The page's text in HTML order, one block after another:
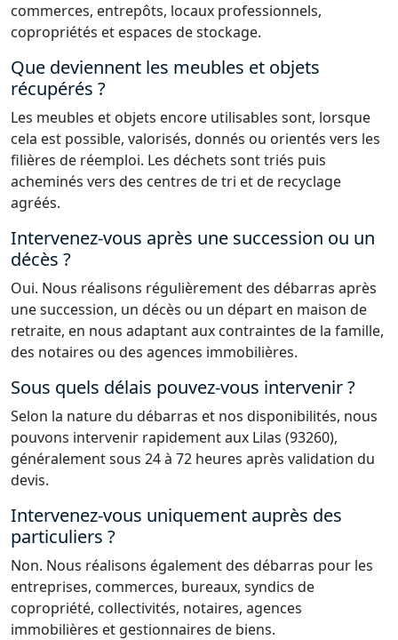
commerces, entrepôts, locaux professionnels,
copropriétés et espaces de stockage.
Que deviennent les meubles et objets
récupérés ?
Les meubles et objets encore utilisables sont, lorsque
cela est possible, valorisés, donnés ou orientés vers les
filières de réemploi. Les déchets sont triés puis
acheminés vers des centres de tri et de recyclage
agréés.
Intervenez-vous après une succession ou un
décès ?
Oui. Nous réalisons régulièrement des débarras après
une succession, un décès ou un départ en maison de
retraite, en nous adaptant aux contraintes de la famille,
des notaires ou des agences immobilières.
Sous quels délais pouvez-vous intervenir ?
Selon la nature du débarras et nos disponibilités, nous
pouvons intervenir rapidement aux Lilas (93260),
généralement sous 24 à 72 heures après validation du
devis.
Intervenez-vous uniquement auprès des
particuliers ?
Non. Nous réalisons également des débarras pour les
entreprises, commerces, bureaux, syndics de
copropriété, collectivités, notaires, agences
immobilières et gestionnaires de biens.